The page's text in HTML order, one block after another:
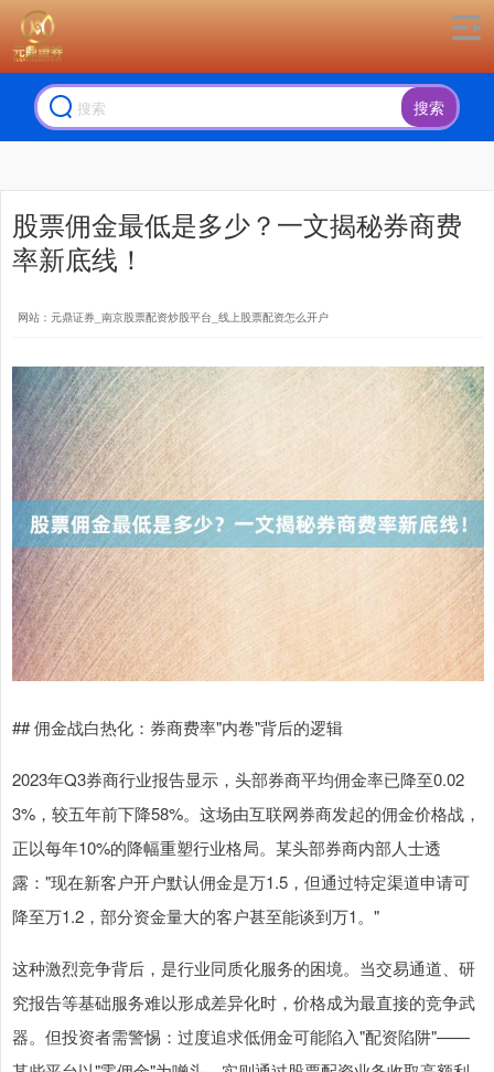
搜索
股票佣金最低是多少？一文揭秘券商费
率新底线！
网站：元鼎证券_南京股票配资炒股平台_线上股票配资怎么开户
## 佣金战白热化：券商费率"内卷"背后的逻辑
2023年Q3券商行业报告显示，头部券商平均佣金率已降至0.02
3%，较五年前下降58%。这场由互联网券商发起的佣金价格战，
正以每年10%的降幅重塑行业格局。某头部券商内部人士透
露："现在新客户开户默认佣金是万1.5，但通过特定渠道申请可
降至万1.2，部分资金量大的客户甚至能谈到万1。"
这种激烈竞争背后，是行业同质化服务的困境。当交易通道、研
究报告等基础服务难以形成差异化时，价格成为最直接的竞争武
器。但投资者需警惕：过度追求低佣金可能陷入"配资陷阱"——